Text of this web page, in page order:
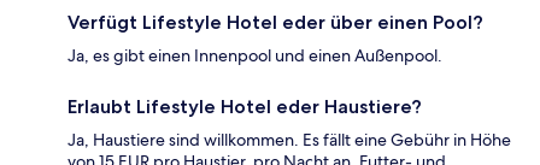
Verfügt Lifestyle Hotel eder über einen Pool?
Ja, es gibt einen Innenpool und einen Außenpool.
Erlaubt Lifestyle Hotel eder Haustiere?
Ja, Haustiere sind willkommen. Es fällt eine Gebühr in Höhe